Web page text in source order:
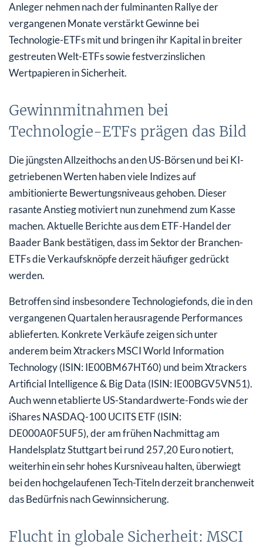
Anleger nehmen nach der fulminanten Rallye der
vergangenen Monate verstärkt Gewinne bei
Technologie-ETFs mit und bringen ihr Kapital in breiter
gestreuten Welt-ETFs sowie festverzinslichen
Wertpapieren in Sicherheit.
Gewinnmitnahmen bei
Technologie-ETFs prägen das Bild
Die jüngsten Allzeithochs an den US-Börsen und bei KI-
getriebenen Werten haben viele Indizes auf
ambitionierte Bewertungsniveaus gehoben. Dieser
rasante Anstieg motiviert nun zunehmend zum Kasse
machen. Aktuelle Berichte aus dem ETF-Handel der
Baader Bank bestätigen, dass im Sektor der Branchen-
ETFs die Verkaufsknöpfe derzeit häufiger gedrückt
werden.
Betroffen sind insbesondere Technologiefonds, die in den
vergangenen Quartalen herausragende Performances
ablieferten. Konkrete Verkäufe zeigen sich unter
anderem beim Xtrackers MSCI World Information
Technology (ISIN: IE00BM67HT60) und beim Xtrackers
Artificial Intelligence & Big Data (ISIN: IE00BGV5VN51).
Auch wenn etablierte US-Standardwerte-Fonds wie der
iShares NASDAQ-100 UCITS ETF (ISIN:
DE000A0F5UF5), der am frühen Nachmittag am
Handelsplatz Stuttgart bei rund 257,20 Euro notiert,
weiterhin ein sehr hohes Kursniveau halten, überwiegt
bei den hochgelaufenen Tech-Titeln derzeit branchenweit
das Bedürfnis nach Gewinnsicherung.
Flucht in globale Sicherheit: MSCI